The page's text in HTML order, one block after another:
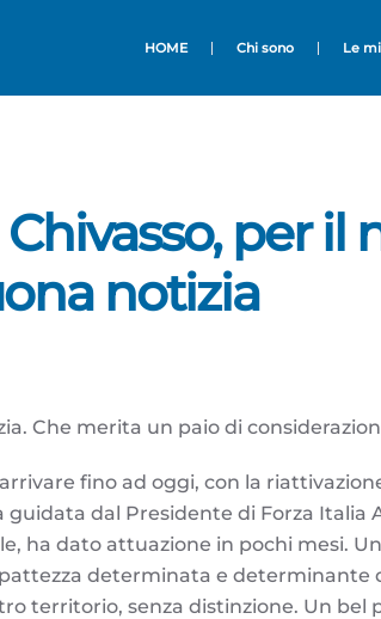
HOME Chi sono Le
per il
notizia
Che merita un paio di
fino ad oggi, con la
dal Presidente di Forza Italia
ha dato attuazione in pochi mesi.
determinata e determinante
territorio, senza distinzione. Un bel